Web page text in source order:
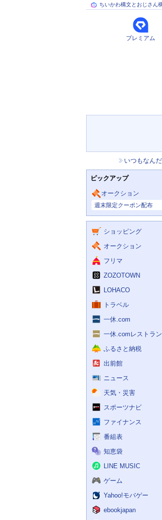
ちいかわ構文とおじさん
プレミアム
ら
せ
いつもなん
ピックアップ
オークション
週末限定クーポン配布
サ
ビ
ショッピング
オークション
フリマ
ZOZOTOWN
LOHACO
トラベル
一休.com
一休.comレストラン
ふるさと納税
出前館
ニュース
天気・災害
スポーツナビ
ファイナンス
番組表
知恵袋
LINE MUSIC
ゲーム
Yahoo!モバゲー
ebookjapan